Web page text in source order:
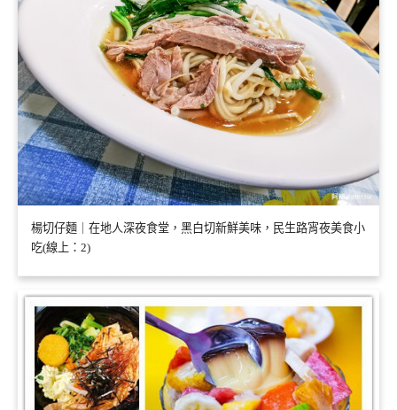
楊切仔麵｜在地人深夜食堂，黑白切新鮮美味，民生路宵夜美食小
吃(線上：2)